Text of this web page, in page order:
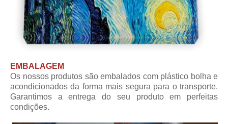
EMBALAGEM
Os nossos produtos são embalados com plástico bolha e
acondicionados da forma mais segura para o transporte.
Garantimos a entrega do seu produto em perfeitas
condições.